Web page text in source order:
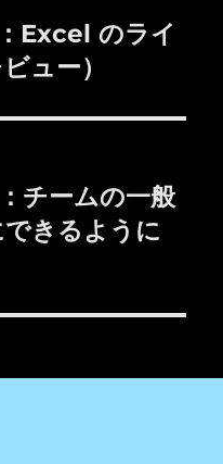
Excel のライ
ュー）
チームの一般
きるように